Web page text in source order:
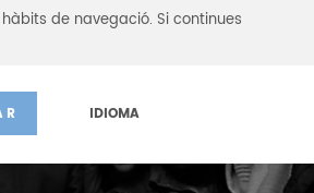
de navegació. Si continues
IDIOMA